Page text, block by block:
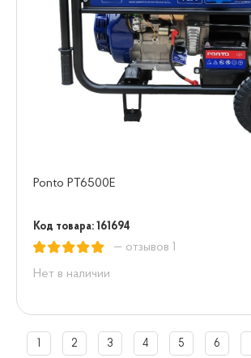
Ponto PT6500E
Код товара: 161694
— отзывов 1
Нет в наличии
1 2 3 4 5 6